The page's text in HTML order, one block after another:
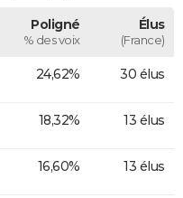
Poligné
% des voix
Élus
(France)
24,62% 30 élus
18,32% 13 élus
16,60% 13 élus